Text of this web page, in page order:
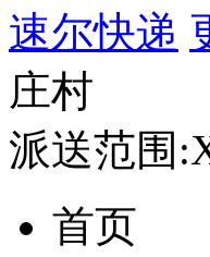
速尔快递
庄村
派送范围
首页